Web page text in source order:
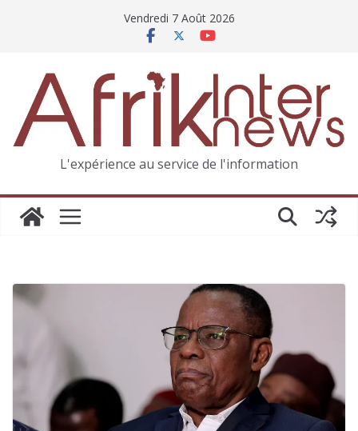
Vendredi 7 Août 2026
L'expérience au service de l'information